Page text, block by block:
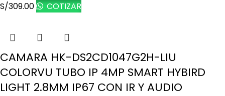
S/309.00 COTIZAR
CAMARA HK-DS2CD1047G2H-LIU
COLORVU TUBO IP 4MP SMART HYBIRD
LIGHT 2.8MM IP67 CON IR Y AUDIO